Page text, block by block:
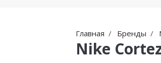
Главная Бренды
Nike